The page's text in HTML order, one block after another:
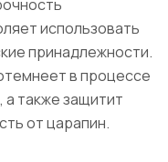
использовать
принадлежности.
в процессе
также защитит
от царапин.